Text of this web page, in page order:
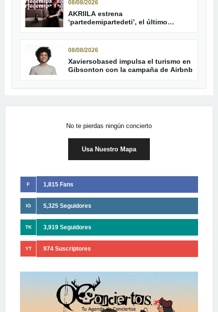
08/08/2026
AKRIILA estrena
‘partedemipartedeti’, el último
08/08/2026
Xaviersobased impulsa el turismo en
Gibsonton con la campaña de Airbnb
No te pierdas ningún concierto
Usa Nuestro Mapa
F 1,815 Fans
IG 5,325 Seguidores
TK 3,919 Seguidores
YT 974 Suscriptores